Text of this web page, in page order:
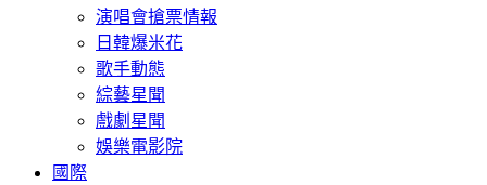
演唱會搶票情報
日韓爆米花
歌手動態
綜藝星聞
戲劇星聞
娛樂電影院
國際